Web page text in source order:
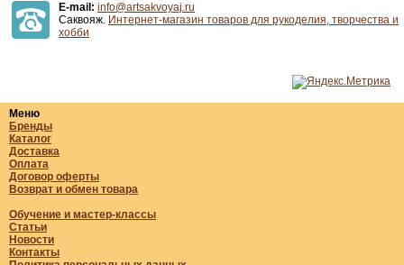
E-mail: info@artsakvoyaj.ru
Саквояж. Интернет-магазин товаров для рукоделия, творчества и
хобби
Меню
Бренды
Каталог
Доставка
Оплата
Договор оферты
Возврат и обмен товара
Обучение и мастер-классы
Статьи
Новости
Контакты